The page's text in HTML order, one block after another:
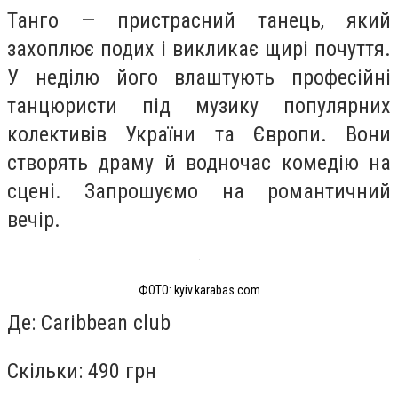
Танго — пристрасний танець, який
захоплює подих і викликає щирі почуття.
У неділю його влаштують професійні
танцюристи під музику популярних
колективів України та Європи. Вони
створять драму й водночас комедію на
сцені. Запрошуємо на романтичний
вечір.
ФОТО: kyiv.karabas.com
Де: Caribbean club
Скільки: 490 грн